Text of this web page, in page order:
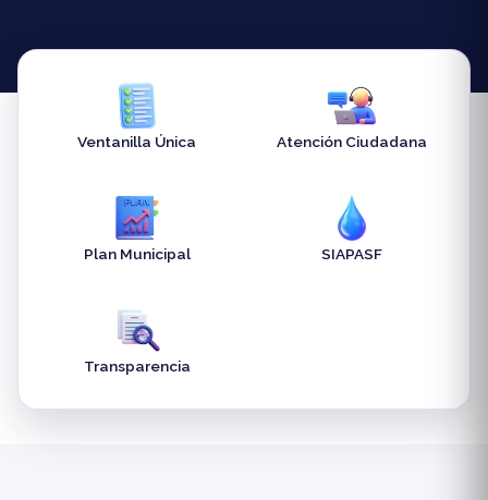
Ventanilla Única Atención Ciudadana
Plan Municipal SIAPASF
Transparencia